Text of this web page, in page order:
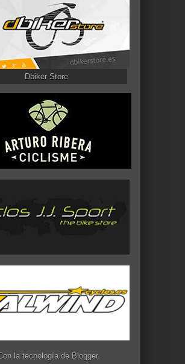
Dbiker Store
la tecnología de Blogger.